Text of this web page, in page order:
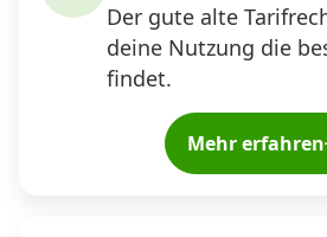
Der gute alte
deine Nutzung die
findet.
Mehr erfahren